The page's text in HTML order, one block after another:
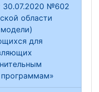
30.07.2020 №602
области
для